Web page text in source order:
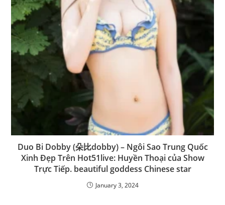
Duo Bi Dobby (朵比dobby) – Ngôi Sao Trung Quốc
Xinh Đẹp Trên Hot51live: Huyền Thoại của Show
Trực Tiếp. beautiful goddess Chinese star
January 3, 2024